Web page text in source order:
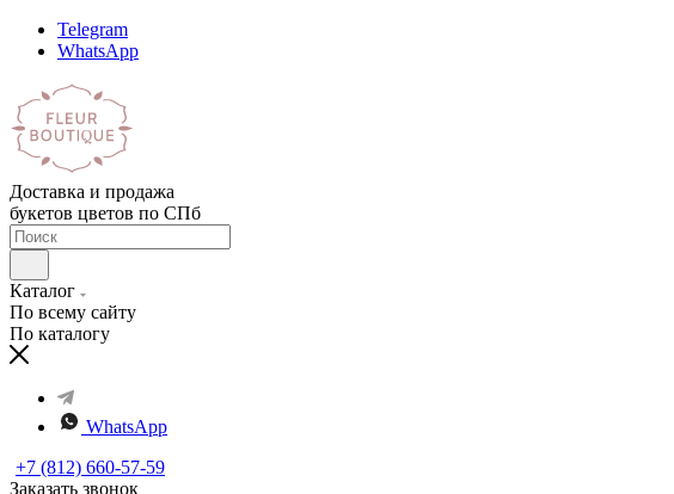
Telegram
WhatsApp
Доставка и продажа
букетов цветов по СПб
Каталог
По всему сайту
По каталогу
WhatsApp
+7 (812) 660-57-59
Заказать звонок